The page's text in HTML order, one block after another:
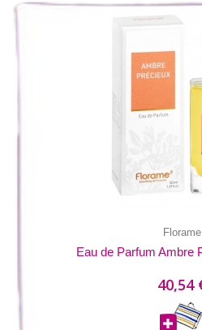
Florame
Eau de Parfum Ambre
40,54